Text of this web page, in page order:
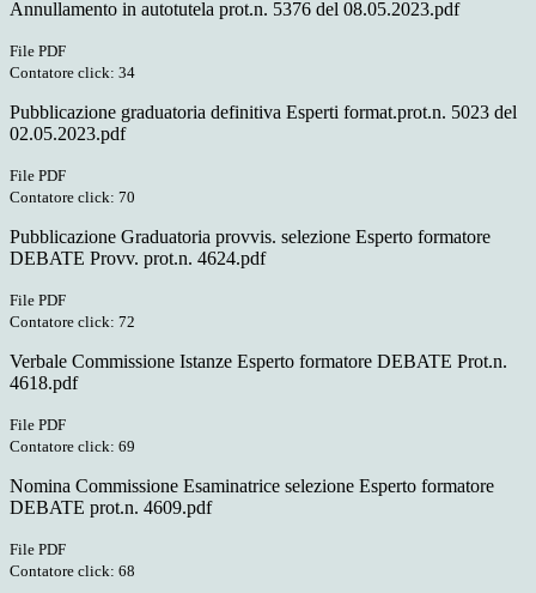
Annullamento in autotutela prot.n. 5376 del 08.05.2023.pdf
File PDF
Contatore click: 34
Pubblicazione graduatoria definitiva Esperti format.prot.n. 5023 del
02.05.2023.pdf
File PDF
Contatore click: 70
Pubblicazione Graduatoria provvis. selezione Esperto formatore
DEBATE Provv. prot.n. 4624.pdf
File PDF
Contatore click: 72
Verbale Commissione Istanze Esperto formatore DEBATE Prot.n.
4618.pdf
File PDF
Contatore click: 69
Nomina Commissione Esaminatrice selezione Esperto formatore
DEBATE prot.n. 4609.pdf
File PDF
Contatore click: 68